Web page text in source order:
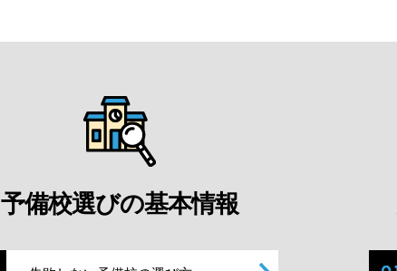
予備校選びの基本情報